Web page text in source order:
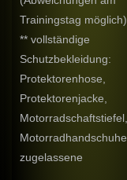
Trainingstag möglich)
** vollständige
Schutzbekleidung:
Protektorenhose,
Protektorenjacke,
Motorradschaftstiefel,
Motorradhandschuhe,
zugelassene